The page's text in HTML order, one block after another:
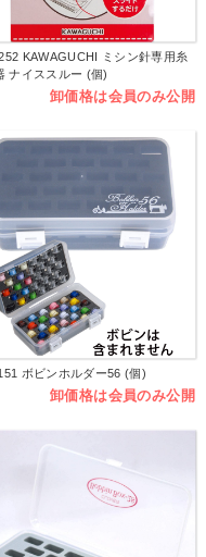
KAWAGUCHI ミシン針専用糸
ナイススルー (個)
卸価格は会員のみ公開
ボビンホルダー56 (個)
卸価格は会員のみ公開